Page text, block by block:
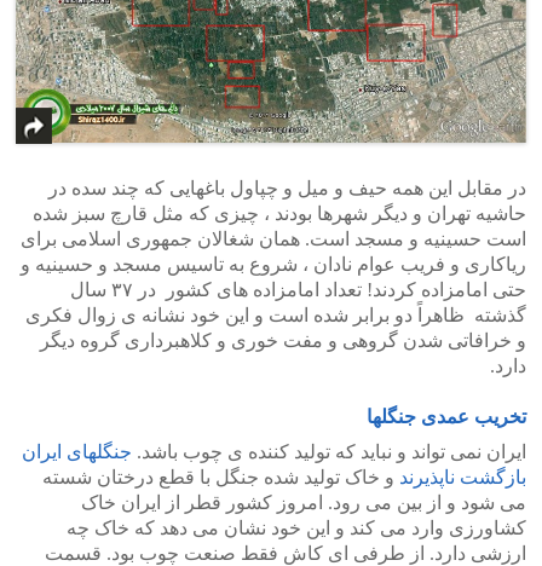
در مقابل این همه حیف و میل و چپاول باغهایی که چند سده در
حاشیه تهران و دیگر شهرها بودند ، چیزی که مثل قارچ سبز شده
است حسینیه و مسجد است. همان شغالان جمهوری اسلامی برای
ریاکاری و فریب عوام نادان ، شروع به تاسیس مسجد و حسینیه و
حتی امامزاده کردند! تعداد امامزاده های کشور در ۳۷ سال
گذشته ظاهراً دو برابر شده است و این خود نشانه ی زوال فکری
و خرافاتی شدن گروهی و مفت خوری و کلاهبرداری گروه دیگر
دارد.
تخریب عمدی جنگلها
ایران نمی تواند و نباید که تولید کننده ی چوب باشد. جنگلهای ایران
بازگشت ناپذیرند و خاک تولید شده جنگل با قطع درختان شسته
می شود و از بین می رود. امروز کشور قطر از ایران خاک
کشاورزی وارد می کند و این خود نشان می دهد که خاک چه
ارزشی دارد. از طرفی ای کاش فقط صنعت چوب بود. قسمت